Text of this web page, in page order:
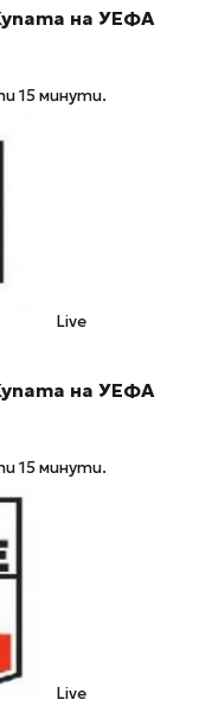
на УЕФА
15 минути.
Live
на УЕФА
15 минути.
Live